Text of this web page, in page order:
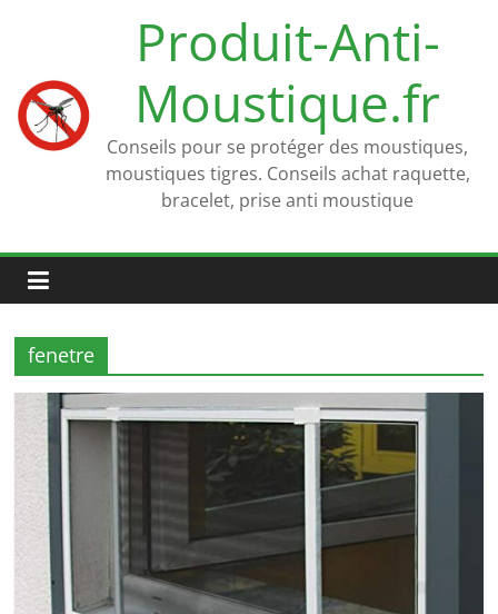
Produit-Anti-
Moustique.fr
Conseils pour se protéger des moustiques,
moustiques tigres. Conseils achat raquette,
bracelet, prise anti moustique
fenetre